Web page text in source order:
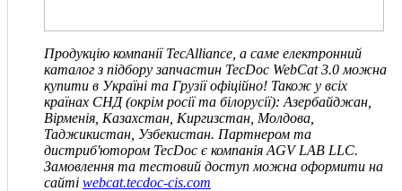
Продукцію компанії TecAlliance, а саме електронний
каталог з підбору запчастин TecDoc WebCat 3.0 можна
купити в Україні та Грузії офіційно! Також у всіх
країнах СНД(окрім росії та білорусії): Азербайджан,
Вірменія, Казахстан, Киргизстан, Молдова,
Таджикистан, Узбекистан. Партнером та
дистриб'ютором TecDoc є компанія AGV LAB LLC.
Замовлення та тестовий доступ можна оформити на
сайті webcat.tecdoc-cis.com